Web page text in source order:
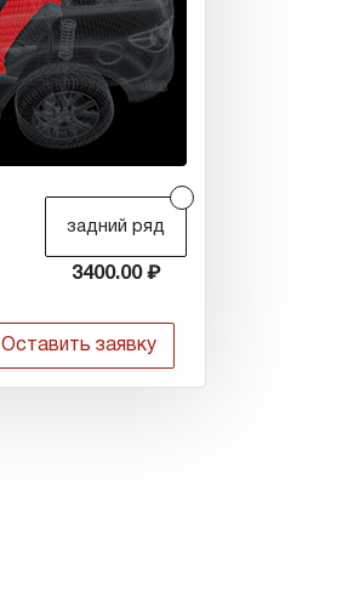
задний ряд
3400.00
Оставить заявку